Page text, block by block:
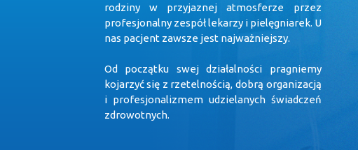
rodziny w przyjaznej atmosferze przez
profesjonalny zespół lekarzy i pielęgniarek. U
nas pacjent zawsze jest najważniejszy.
Od początku swej działalności pragniemy
kojarzyć się z rzetelnością, dobrą organizacją
i profesjonalizmem udzielanych świadczeń
zdrowotnych.